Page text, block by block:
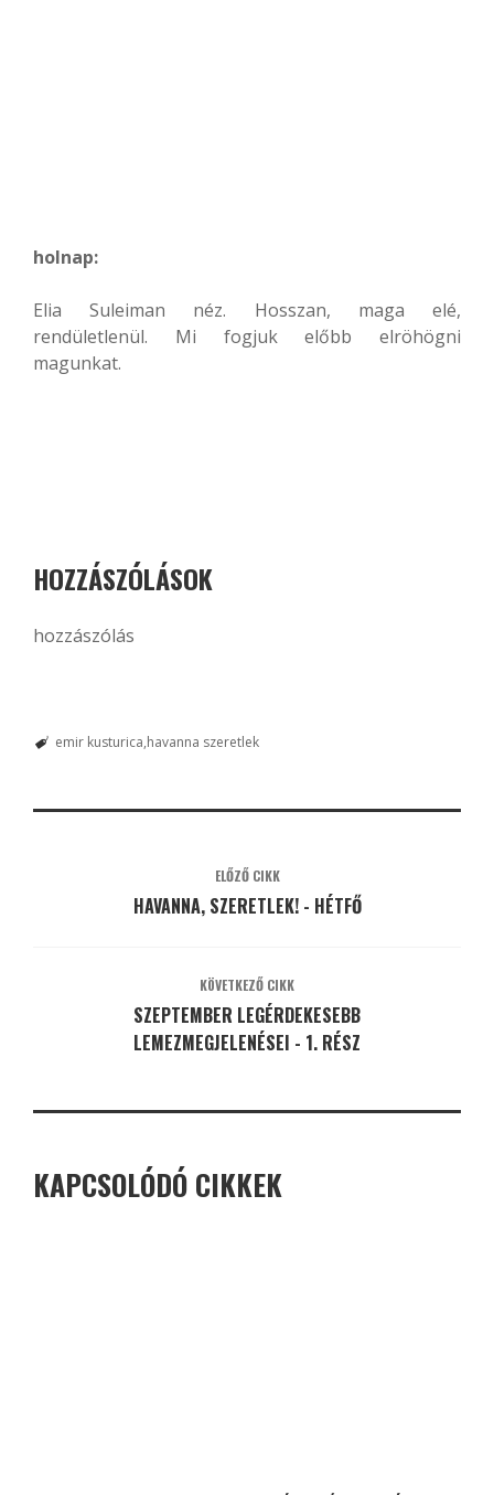
holnap:
Elia Suleiman néz. Hosszan, maga elé,
rendületlenül. Mi fogjuk előbb elröhögni
magunkat.
HOZZÁSZÓLÁSOK
hozzászólás
emir kusturica havanna szeretlek
ELŐZŐ CIKK
HAVANNA, SZERETLEK! - HÉTFŐ
KÖVETKEZŐ CIKK
SZEPTEMBER LEGÉRDEKESEBB
LEMEZMEGJELENÉSEI - 1. RÉSZ
KAPCSOLÓDÓ CIKKEK